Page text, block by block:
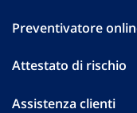
Preventivatore
Attestato di rischio
Assistenza clienti